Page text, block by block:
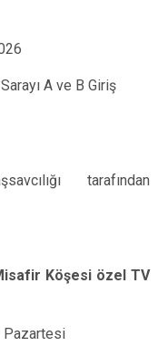
A ve B Giriş
tarafından
Köşesi özel TV
Pazartesi